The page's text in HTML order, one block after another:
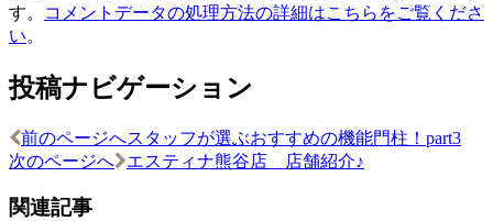
す。
コメントデータの処理方法の詳細はこちらをご覧くださ
い。
投稿ナビゲーション
前のページへスタッフが選ぶおすすめの機能門柱！part3
次のページへ
エスティナ熊谷店 店舗紹介♪
関連記事